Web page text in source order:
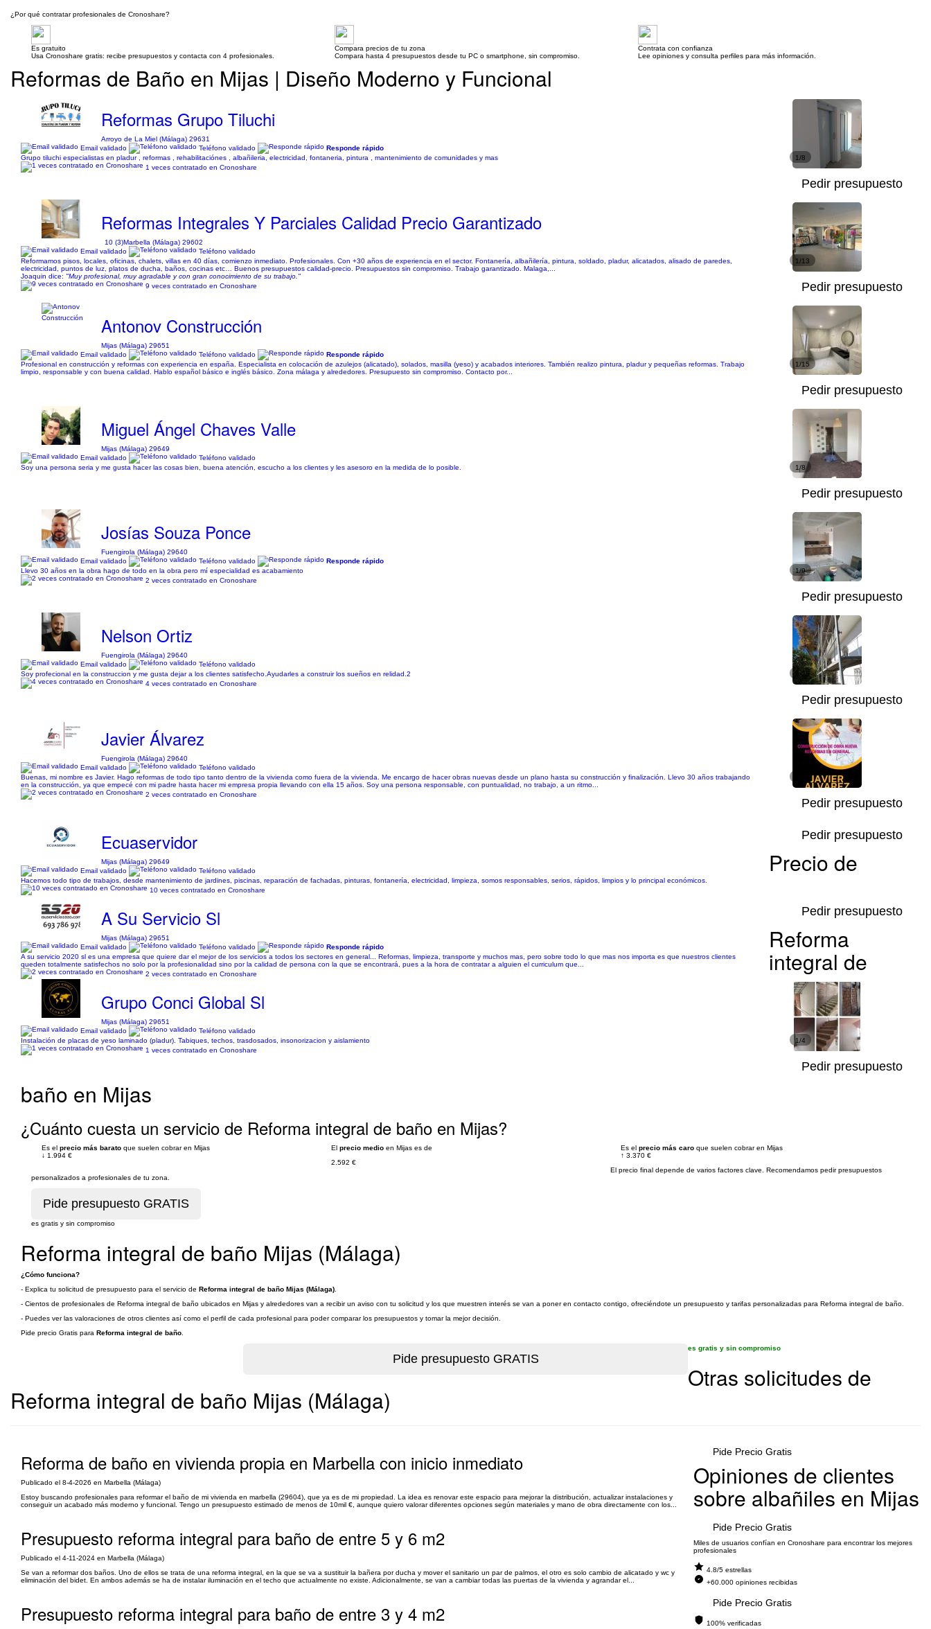
¿Por qué contratar profesionales de Cronoshare?
Es gratuito
Usa Cronoshare gratis: recibe presupuestos y contacta con 4 profesionales.
Compara precios de tu zona
Compara hasta 4 presupuestos desde tu PC o smartphone, sin compromiso.
Contrata con confianza
Lee opiniones y consulta perfiles para más información.
Reformas de Baño en Mijas | Diseño Moderno y Funcional
Reformas Grupo Tiluchi
Arroyo de La Miel (Málaga) 29631
Email validado
Teléfono validado
Responde rápido
Grupo tiluchi especialistas en pladur , reformas , rehabilitaciónes , albañileria, electricidad, fontaneria, pintura , mantenimiento de comunidades y mas
1 veces contratado en Cronoshare
1/8
Pedir presupuesto
Reformas Integrales Y Parciales Calidad Precio Garantizado
10 (3)Marbella (Málaga) 29602
Email validado
Teléfono validado
Reformamos pisos, locales, oficinas, chalets, villas en 40 días, comienzo inmediato. Profesionales. Con +30 años de experiencia en el sector. Fontanería, albañilería, pintura, soldado, pladur, alicatados, alisado de paredes,
electricidad, puntos de luz, platos de ducha, baños, cocinas etc… Buenos presupuestos calidad-precio. Presupuestos sin compromiso. Trabajo garantizado. Malaga,...
Joaquin dice: "Muy profesional, muy agradable y con gran conocimiento de su trabajo."
9 veces contratado en Cronoshare
1/13
Pedir presupuesto
Antonov Construcción
Mijas (Málaga) 29651
Email validado
Teléfono validado
Responde rápido
Profesional en construcción y reformas con experiencia en españa. Especialista en colocación de azulejos (alicatado), solados, masilla (yeso) y acabados interiores. También realizo pintura, pladur y pequeñas reformas. Trabajo
limpio, responsable y con buena calidad. Hablo español básico e inglés básico. Zona málaga y alrededores. Presupuesto sin compromiso. Contacto por...
1/15
Pedir presupuesto
Miguel Ángel Chaves Valle
Mijas (Málaga) 29649
Email validado
Teléfono validado
Soy una persona seria y me gusta hacer las cosas bien, buena atención, escucho a los clientes y les asesoro en la medida de lo posible.
1/8
Pedir presupuesto
Josías Souza Ponce
Fuengirola (Málaga) 29640
Email validado
Teléfono validado
Responde rápido
Llevo 30 años en la obra hago de todo en la obra pero mí especialidad es acabamiento
2 veces contratado en Cronoshare
1/9
Pedir presupuesto
Nelson Ortiz
Fuengirola (Málaga) 29640
Email validado
Teléfono validado
Soy profecional en la construccion y me gusta dejar a los clientes satisfecho.Ayudarles a construir los sueños en relidad.2
4 veces contratado en Cronoshare
1/25
Pedir presupuesto
Javier Álvarez
Fuengirola (Málaga) 29640
Email validado
Teléfono validado
Buenas, mi nombre es Javier. Hago reformas de todo tipo tanto dentro de la vivienda como fuera de la vivienda. Me encargo de hacer obras nuevas desde un plano hasta su construcción y finalización. Llevo 30 años trabajando
en la construcción, ya que empecé con mi padre hasta hacer mi empresa propia llevando con ella 15 años. Soy una persona responsable, con puntualidad, no trabajo, a un ritmo...
2 veces contratado en Cronoshare
Pedir presupuesto
Ecuaservidor
Mijas (Málaga) 29649
Email validado
Teléfono validado
Hacemos todo tipo de trabajos, desde mantenimiento de jardines, piscinas, reparación de fachadas, pinturas, fontanería, electricidad, limpieza, somos responsables, serios, rápidos, limpios y lo principal económicos.
10 veces contratado en Cronoshare
Pedir presupuesto
A Su Servicio Sl
Mijas (Málaga) 29651
Email validado
Teléfono validado
Responde rápido
A su servicio 2020 sl es una empresa que quiere dar el mejor de los servicios a todos los sectores en general... Reformas, limpieza, transporte y muchos mas, pero sobre todo lo que mas nos importa es que nuestros clientes
queden totalmente satisfechos no solo por la profesionalidad sino por la calidad de persona con la que se encontrará, pues a la hora de contratar a alguien el curriculum que...
2 veces contratado en Cronoshare
Pedir presupuesto
Grupo Conci Global Sl
Mijas (Málaga) 29651
Email validado
Teléfono validado
Instalación de placas de yeso laminado (pladur). Tabiques, techos, trasdosados, insonorizacion y aislamiento
1 veces contratado en Cronoshare
1/4
Pedir presupuesto
Precio de
Reforma
integral de
baño en Mijas
¿Cuánto cuesta un servicio de Reforma integral de baño en Mijas?
Es el precio más barato que suelen cobrar en Mijas
↓ 1.994 €
El precio medio en Mijas es de
2.592 €
Es el precio más caro que suelen cobrar en Mijas
↑ 3.370 €
El precio final depende de varios factores clave. Recomendamos pedir presupuestos
personalizados a profesionales de tu zona.
es gratis y sin compromiso
Reforma integral de baño Mijas (Málaga)
¿Cómo funciona?
- Explica tu solicitud de presupuesto para el servicio de Reforma integral de baño Mijas (Málaga)
- Cientos de profesionales de Reforma integral de baño ubicados en Mijas y alrededores van a recibir un aviso con tu solicitud y los que muestren interés se van a poner en contacto contigo, ofreciéndote un presupuesto y tarifas personalizadas para Reforma integral de baño.
- Puedes ver las valoraciones de otros clientes así como el perfil de cada profesional para poder comparar los presupuestos y tomar la mejor decisión.
Pide precio Gratis para Reforma integral de baño
es gratis y sin compromiso
Otras solicitudes de
Reforma integral de baño Mijas (Málaga)
Reforma de baño en vivienda propia en Marbella con inicio inmediato
Publicado el 8-4-2026 en Marbella (Málaga)
Estoy buscando profesionales para reformar el baño de mi vivienda en marbella (29604), que ya es de mi propiedad. La idea es renovar este espacio para mejorar la distribución, actualizar instalaciones y
conseguir un acabado más moderno y funcional. Tengo un presupuesto estimado de menos de 10mil €, aunque quiero valorar diferentes opciones según materiales y mano de obra directamente con los...
Pide Precio Gratis
Presupuesto reforma integral para baño de entre 5 y 6 m2
Publicado el 4-11-2024 en Marbella (Málaga)
Se van a reformar dos baños. Uno de ellos se trata de una reforma integral, en la que se va a sustituir la bañera por ducha y mover el sanitario un par de palmos, el otro es solo cambio de alicatado y wc y
eliminación del bidet. En ambos además se ha de instalar iluminación en el techo que actualmente no existe. Adicionalmente, se van a cambiar todas las puertas de la vivienda y agrandar el...
Pide Precio Gratis
Presupuesto reforma integral para baño de entre 3 y 4 m2 Pide Precio Gratis
Opiniones de clientes
sobre albañiles en Mijas
Miles de usuarios confían en Cronoshare para encontrar los mejores
profesionales
4.8/5 estrellas
+60.000 opiniones recibidas
100% verificadas